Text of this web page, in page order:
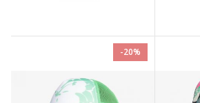
-20%